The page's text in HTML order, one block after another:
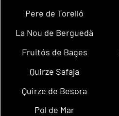
Pere de Torelló
La Nou de Berguedà
Fruitós de Bages
Quirze Safaja
Quirze de Besora
Pol de Mar